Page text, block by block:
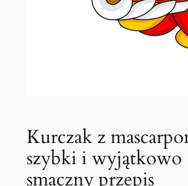
Kurczak z
szybki i wyjątkowo
smaczny przepis